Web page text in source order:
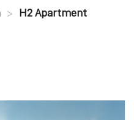
> H2 Apartment